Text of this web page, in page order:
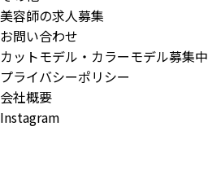
美容師の求人募集
お問い合わせ
カットモデル・カラーモデル募集中
プライバシーポリシー
会社概要
Instagram